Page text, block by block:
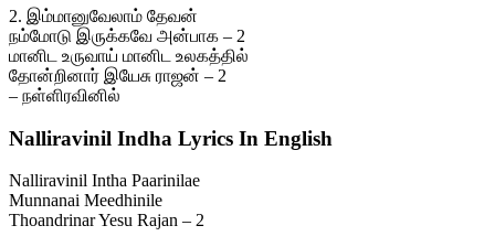
2. இம்மானுவேலாம் தேவன்
நம்மோடு இருக்கவே அன்பாக – 2
மானிட உருவாய் மானிட உலகத்தில்
தோன்றினார் இயேசு ராஜன் – 2
– நள்ளிரவினில்
Nalliravinil Indha Lyrics In English
Nalliravinil Intha Paarinilae
Munnanai Meedhinile
Thoandrinar Yesu Rajan – 2